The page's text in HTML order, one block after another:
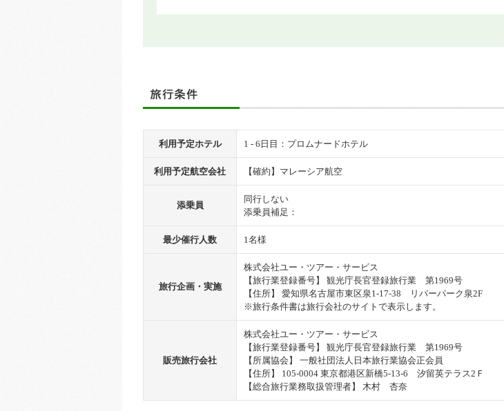
利用予定ホテル 1 - 6日目：プロムナードホテル
利用予定航空会社 【確約】マレーシア航空
添乗員
同行しない
添乗員補足：
最少催行人数 1名様
旅行企画・実施
株式会社ユー・ツアー・サービス
【旅行業登録番号】 観光庁長官登録旅行業 第1969号
【住所】 愛知県名古屋市東区泉1-17-38 リバーパーク泉2F
※旅行条件書は旅行会社のサイトで表示します。
販売旅行会社
株式会社ユー・ツアー・サービス
【旅行業登録番号】 観光庁長官登録旅行業 第1969号
【所属協会】 一般社団法人日本旅行業協会正会員
【住所】 105-0004 東京都港区新橋5-13-6 汐留英テラス2Ｆ
【総合旅行業務取扱管理者】 木村 杏奈